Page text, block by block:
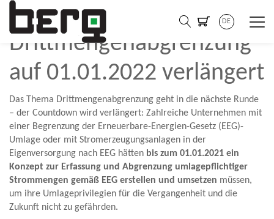
DE
Frist zur verpflichtenden
Drittmengenabgrenzung
auf 01.01.2022 verlängert
Das Thema Drittmengenabgrenzung geht in die nächste Runde
– der Countdown wird verlängert: Zahlreiche Unternehmen mit
einer Begrenzung der Erneuerbare-Energien-Gesetz (EEG)-
Umlage oder mit Stromerzeugungsanlagen in der
Eigenversorgung nach EEG hätten bis zum 01.01.2021 ein
Konzept zur Erfassung und Abgrenzung umlagepflichtiger
Strommengen gemäß EEG erstellen und umsetzen müssen,
um ihre Umlageprivilegien für die Vergangenheit und die
Zukunft nicht zu gefährden.